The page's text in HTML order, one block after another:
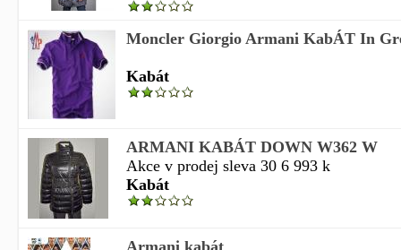
Moncler Giorgio Armani KabÁT In
Kabát
ARMANI KABÁT DOWN W362 W
Akce v prodej sleva 30 6 993 k
Kabát
Armani kabát